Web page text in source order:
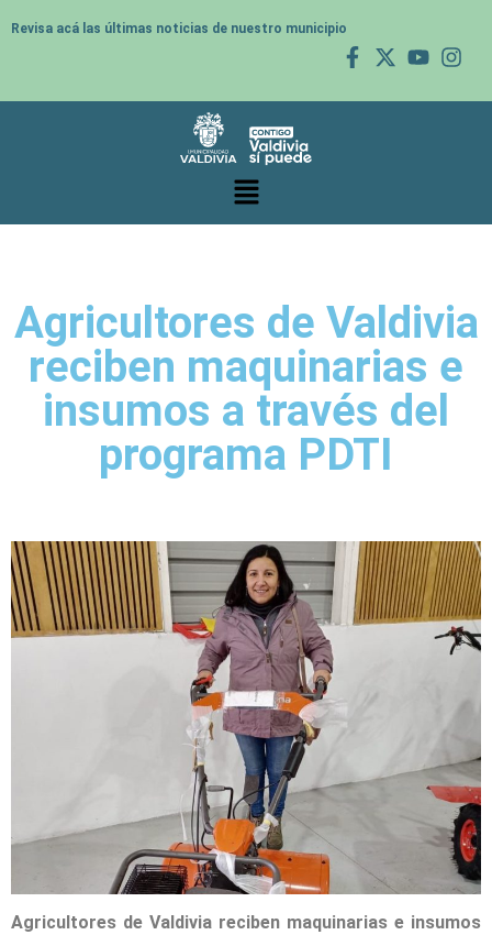
Revisa acá las últimas noticias de nuestro municipio
Agricultores de Valdivia
reciben maquinarias e
insumos a través del
programa PDTI
Agricultores de Valdivia reciben maquinarias e insumos